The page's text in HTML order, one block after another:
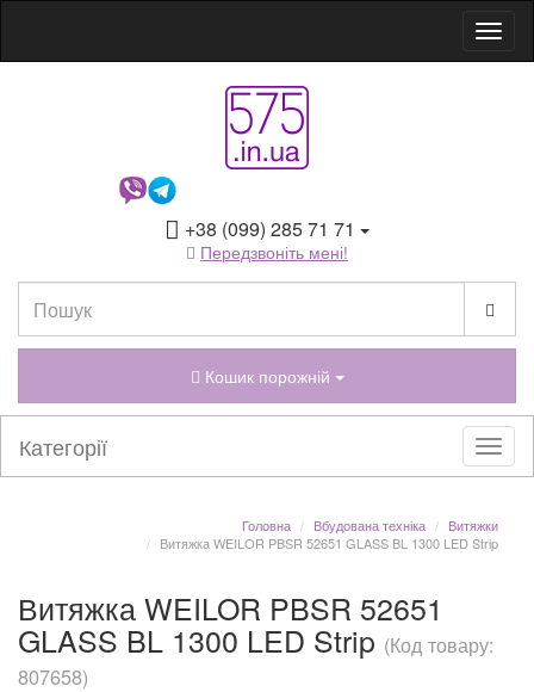
+38 (099) 285 71 71
Передзвоніть мені!
Кошик порожній
Категорії
Головна Вбудована техніка
Витяжки
Витяжка WEILOR PBSR 52651 GLASS BL 1300 LED Strip
Витяжка WEILOR PBSR 52651
GLASS BL 1300 LED Strip (Код товару:
807658)